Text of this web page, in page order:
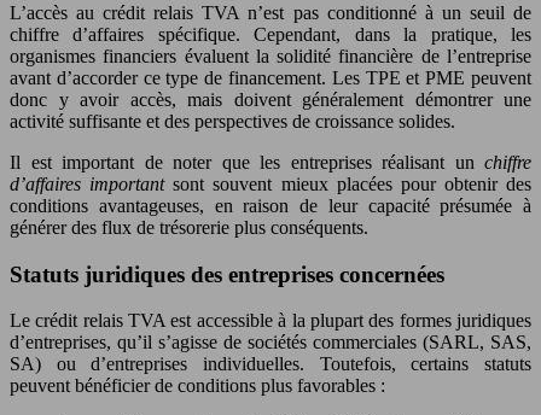
L’accès au crédit relais TVA n’est pas conditionné à un seuil de
chiffre d’affaires spécifique. Cependant, dans la pratique, les
organismes financiers évaluent la solidité financière de l’entreprise
avant d’accorder ce type de financement. Les TPE et PME peuvent
donc y avoir accès, mais doivent généralement démontrer une
activité suffisante et des perspectives de croissance solides.
Il est important de noter que les entreprises réalisant un chiffre
d’affaires importantsont souvent mieux placées pour obtenir des
conditions avantageuses, en raison de leur capacité présumée à
générer des flux de trésorerie plus conséquents.
Statuts juridiques des entreprises concernées
Le crédit relais TVA est accessible à la plupart des formes juridiques
d’entreprises, qu’il s’agisse de sociétés commerciales (SARL, SAS,
SA) ou d’entreprises individuelles. Toutefois, certains statuts
peuvent bénéficier de conditions plus favorables :